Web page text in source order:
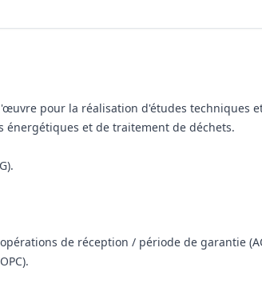
pour la réalisation d'études techniques
et de traitement de déchets.
de réception / période de garantie